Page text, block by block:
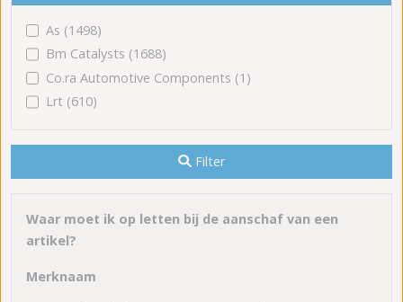
As (1498)
Bm Catalysts (1688)
Co.ra Automotive Components (1)
Lrt (610)
Filter
Waar moet ik op letten bij de aanschaf van een
artikel?
Merknaam